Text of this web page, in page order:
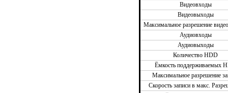
Видеовходы
Видеовыходы
Максимальное разрешение
Аудиовходы
Аудиовыходы
Количество HDD
Ёмкость поддерживаемых
Максимальное разрешение
Скорость записи в макс.